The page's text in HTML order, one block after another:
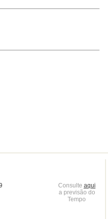
Consulte aqui
a previsão do
Tempo